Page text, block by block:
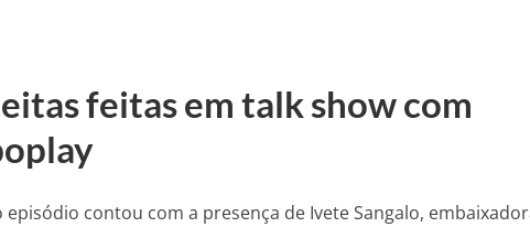
feitas em talk show com
contou com a presença de Ivete Sangalo,